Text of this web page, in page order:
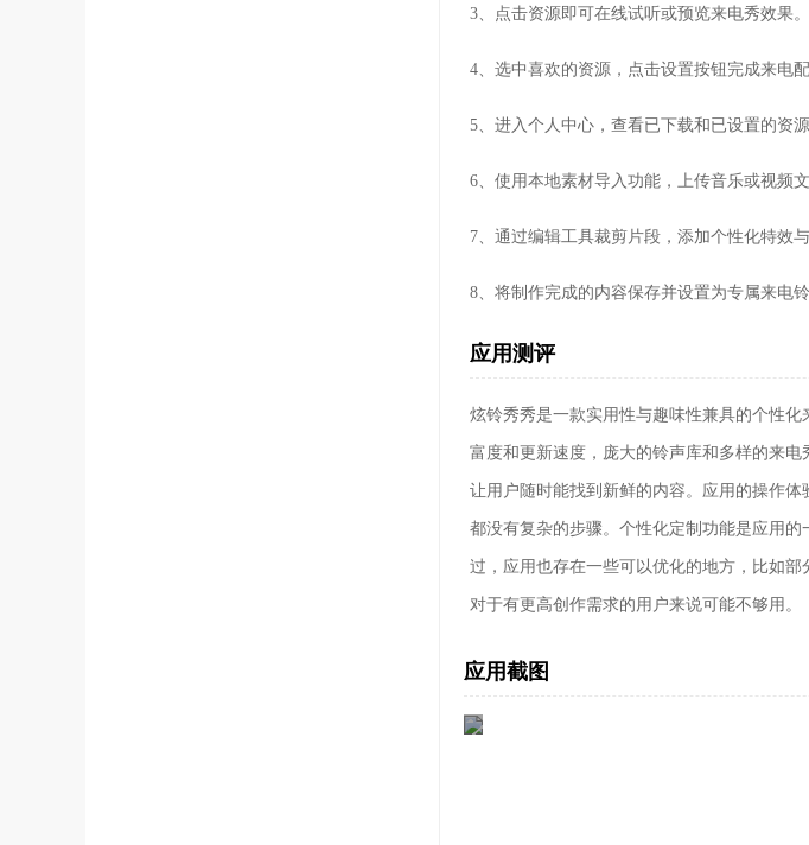
3、点击资源即可在线试听或预览来电秀效果。
4、选中喜欢的资源，点击设置按钮完成来电配
5、进入个人中心，查看已下载和已设置的资源
6、使用本地素材导入功能，上传音乐或视频文
7、通过编辑工具裁剪片段，添加个性化特效与
8、将制作完成的内容保存并设置为专属来电铃
应用测评
炫铃秀秀是一款实用性与趣味性兼具的个性
富度和更新速度，庞大的铃声库和多样的来
让用户随时能找到新鲜的内容。应用的操作
都没有复杂的步骤。个性化定制功能是应用
过，应用也存在一些可以优化的地方，比如
对于有更高创作需求的用户来说可能不够用。
应用截图